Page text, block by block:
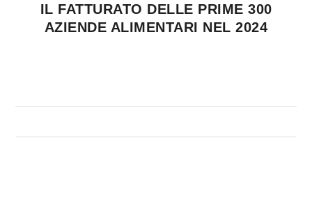
IL FATTURATO DELLE PRIME 300
AZIENDE ALIMENTARI NEL 2024